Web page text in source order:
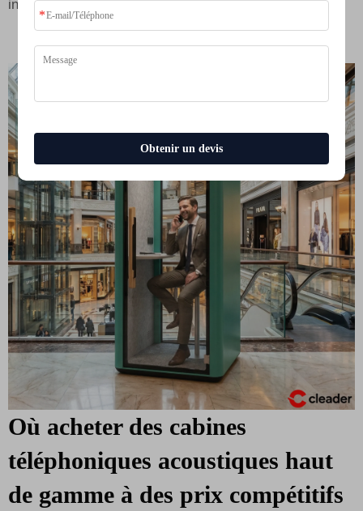
informations confidentielles.
Où acheter des cabines
téléphoniques acoustiques haut
de gamme à des prix compétitifs
Obtenir un devis